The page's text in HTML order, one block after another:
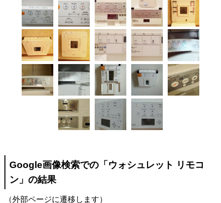
Google画像検索での「ウォシュレット リモコ
ン」の結果
（外部ページに遷移します）